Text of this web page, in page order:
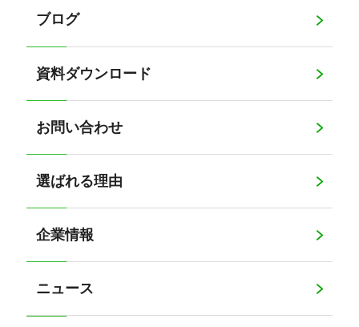
ブログ
資料ダウンロード
お問い合わせ
選ばれる理由
企業情報
ニュース